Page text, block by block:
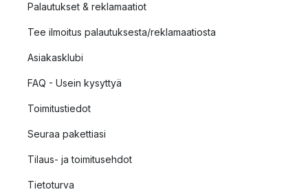
Palautukset & reklamaatiot
Tee ilmoitus palautuksesta/reklamaatiosta
Asiakasklubi
FAQ - Usein kysyttyä
Toimitustiedot
Seuraa pakettiasi
Tilaus- ja toimitusehdot
Tietoturva